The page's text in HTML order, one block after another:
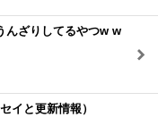
んざりしてるやつw w
イと更新情報）